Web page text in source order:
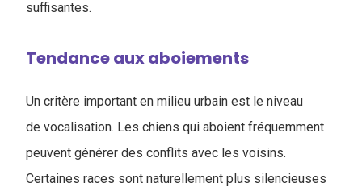
suffisantes.
Tendance aux aboiements
Un critère important en milieu urbain est le niveau
de vocalisation. Les chiens qui aboient fréquemment
peuvent générer des conflits avec les voisins.
Certaines races sont naturellement plus silencieuses